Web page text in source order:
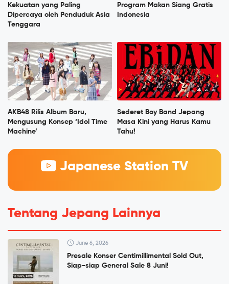
Kekuatan yang Paling
Dipercaya oleh Penduduk Asia
Tenggara
Program Makan Siang Gratis
Indonesia
AKB48 Rilis Album Baru,
Mengusung Konsep ‘Idol Time
Machine’
Sederet Boy Band Jepang
Masa Kini yang Harus Kamu
Tahu!
Japanese Station TV
Tentang Jepang Lainnya
June 6, 2026
Presale Konser Centimillimental Sold Out,
Siap-siap General Sale 8 Juni!